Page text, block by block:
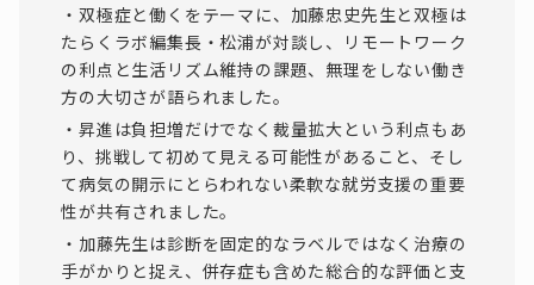
・双極症と働くをテーマに、加藤忠史先生と双極は
たらくラボ編集長・松浦が対談し、リモートワーク
の利点と生活リズム維持の課題、無理をしない働き
方の大切さが語られました。
・昇進は負担増だけでなく裁量拡大という利点もあ
り、挑戦して初めて見える可能性があること、そし
て病気の開示にとらわれない柔軟な就労支援の重要
性が共有されました。
・加藤先生は診断を固定的なラベルではなく治療の
手がかりと捉え、併存症も含めた総合的な評価と支